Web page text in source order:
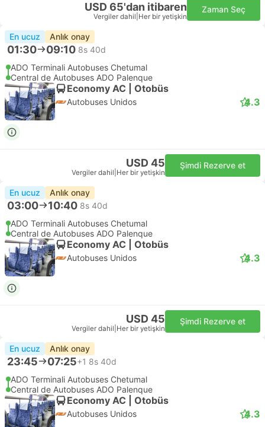
USD 65'dan itibaren
Vergiler dahil Her bir yetişkin
Zaman Seç
En ucuz Anlık onay
01:30 09:10 8s 40d
ADO Terminali Autobuses Chetumal
Central de Autobuses ADO Palenque
Economy AC | Otobüs
Autobuses Unidos 4.3
USD 45
Vergiler dahil Her bir yetişkin
Şimdi Rezerve et
En ucuz Anlık onay
03:00 10:40 8s 40d
ADO Terminali Autobuses Chetumal
Central de Autobuses ADO Palenque
Economy AC | Otobüs
Autobuses Unidos 4.3
USD 45
Vergiler dahil Her bir yetişkin
Şimdi Rezerve et
En ucuz Anlık onay
23:45 07:25+1 8s 40d
ADO Terminali Autobuses Chetumal
Central de Autobuses ADO Palenque
Economy AC | Otobüs
Autobuses Unidos 4.3